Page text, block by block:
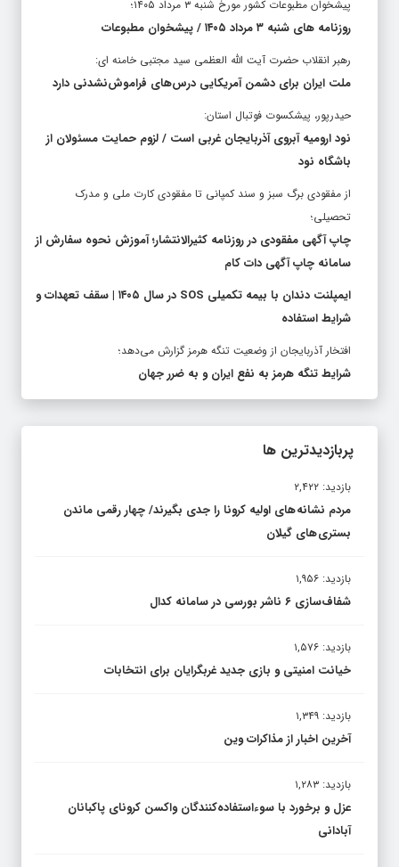
پیشخوان مطبوعات کشور مورخ شنبه ۳ مرداد ۱۴۰۵؛
روزنامه های شنبه ۳ مرداد ۱۴۰۵ / پیشخوان مطبوعات
رهبر انقلاب حضرت آیت الله العظمی سید مجتبی خامنه ای:
ملت ایران برای دشمن آمریکایی درس‌های فراموش‌نشدنی دارد
حیدرپور، پیشکسوت فوتبال استان:
نود ارومیه آبروی آذربایجان غربی است / لزوم حمایت مسئولان از
باشگاه نود
از مفقودی برگ سبز و سند کمپانی تا مفقودی کارت ملی و مدرک
تحصیلی؛
چاپ آگهی مفقودی در روزنامه کثیرالانتشار؛ آموزش نحوه سفارش از
سامانه چاپ آگهی دات کام
ایمپلنت دندان با بیمه تکمیلی SOS در سال ۱۴۰۵ | سقف تعهدات و
شرایط استفاده
افتخار آذربایجان از وضعیت تنگه هرمز گزارش می‌دهد؛
شرایط تنگه هرمز به نفع ایران و به ضرر جهان
پربازدیدترین ها
بازدید: ۲,۴۲۲
مردم نشانه های اولیه کرونا را جدی بگیرند/ چهار رقمی ماندن
بستری های گیلان
بازدید: ۱,۹۵۶
شفاف‌سازی ۶ ناشر بورسی در سامانه کدال
بازدید: ۱,۵۷۶
خیانت امنیتی و بازی جدید غربگرایان برای انتخابات
بازدید: ۱,۳۴۹
آخرین اخبار از مذاکرات وین
بازدید: ۱,۲۸۳
عزل و برخورد با سوءاستفاده‌کنندگان واکسن کرونای پاکبانان
آبادانی